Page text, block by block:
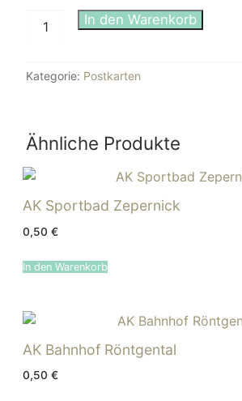
Menge
In den Warenkorb
Kategorie: Postkarten
Ähnliche Produkte
AK Sportbad Zepernick
0,50 €
In den Warenkorb
AK Bahnhof Röntgental
0,50 €